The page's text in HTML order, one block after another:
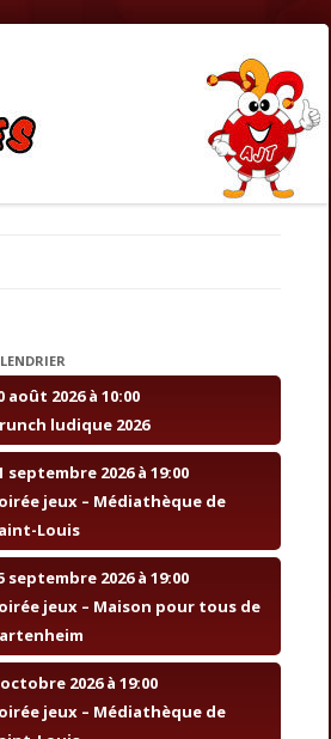
et Saint-Louis
août 2026 à 10:00
ludique 2026
septembre 2026 à 19:00
jeux – Médiathèque de
Louis
septembre 2026 à 19:00
jeux – Maison pour tous de
2026 à 19:00
jeux – Médiathèque de